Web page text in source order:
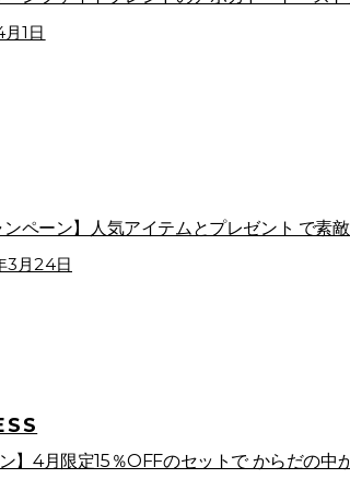
1日
ペーン】人気アイテムとプレゼント で素
3月24日
】4月限定15％OFFのセットで からだの中